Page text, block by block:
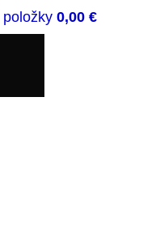
položky 0,00 €